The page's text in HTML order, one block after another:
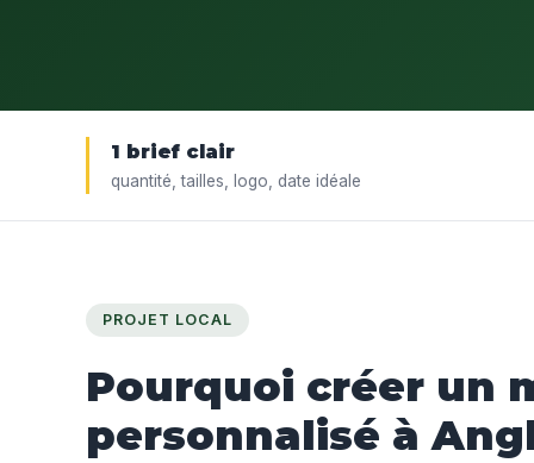
1 brief clair
quantité, tailles, logo, date idéale
PROJET LOCAL
Pourquoi créer un
personnalisé à